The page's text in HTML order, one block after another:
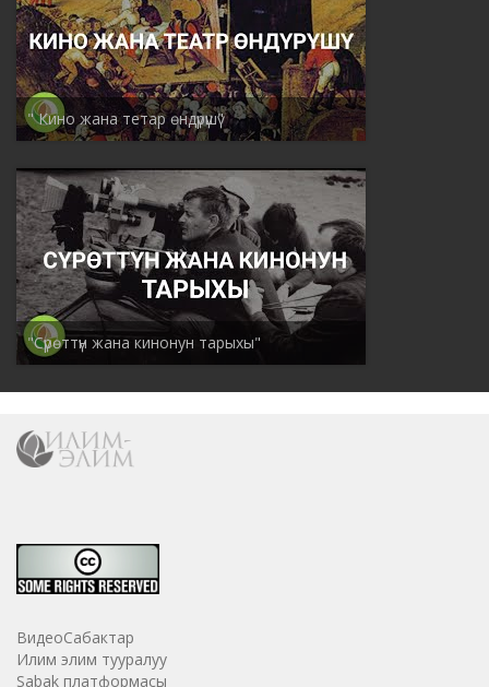
" Кино жана тетар өндүрүшү"
"Сүрөттүн жана кинонун тарыхы"
ВидеоСабактар
Илим элим тууралуу
Sabak платформасы